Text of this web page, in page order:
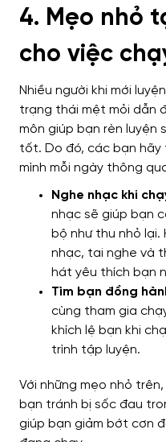
4. Mẹo nhỏ
cho việc
Nhiều người khi mới
trạng thái mệt mỏi dẫn
môn giúp bạn rèn luyện
tốt. Do đó, các bạn
mình mỗi ngày thông
Nghe nhạc khi
nhạc sẽ giúp bạn
bộ như thu nhỏ
nhạc, tai nghe và
hát yêu thích bạn
Tìm bạn đồng
cùng tham gia
khích lệ bạn khi
trình tập luyện.
Với những mẹo nhỏ
bạn tránh bị sốc đau
giúp bạn giảm bớt cơn